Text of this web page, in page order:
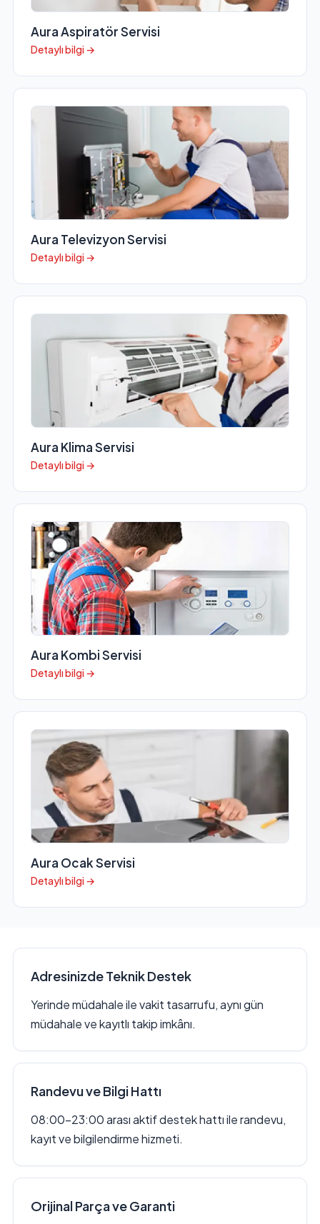
Aura Aspiratör Servisi
Detaylı bilgi →
Aura Televizyon Servisi
Detaylı bilgi →
Aura Klima Servisi
Detaylı bilgi →
Aura Kombi Servisi
Detaylı bilgi →
Aura Ocak Servisi
Detaylı bilgi →
Adresinizde Teknik Destek
Yerinde müdahale ile vakit tasarrufu, aynı gün
müdahale ve kayıtlı takip imkânı.
Randevu ve Bilgi Hattı
08:00–23:00 arası aktif destek hattı ile randevu,
kayıt ve bilgilendirme hizmeti.
Orijinal Parça ve Garanti